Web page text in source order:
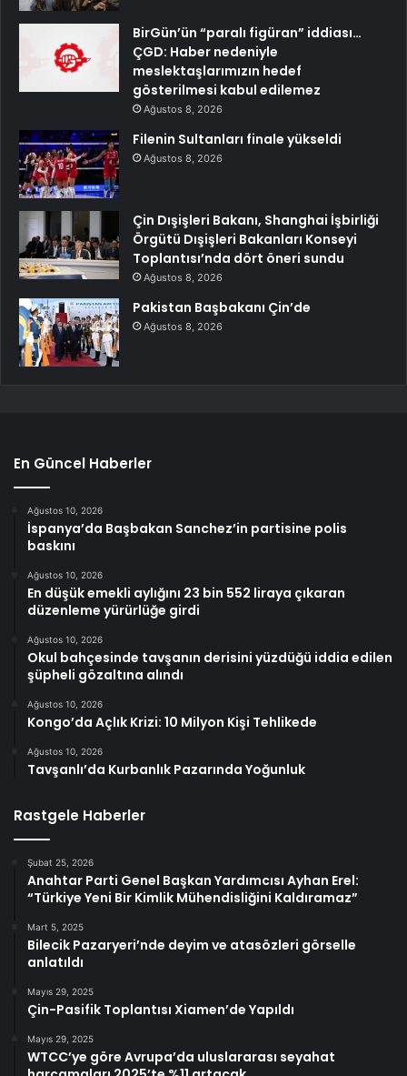
BirGün’ün “paralı figüran” iddiası…
ÇGD: Haber nedeniyle
meslektaşlarımızın hedef
gösterilmesi kabul edilemez
Ağustos 8, 2026
Filenin Sultanları finale yükseldi
Ağustos 8, 2026
Çin Dışişleri Bakanı, Shanghai İşbirliği
Örgütü Dışişleri Bakanları Konseyi
Toplantısı’nda dört öneri sundu
Ağustos 8, 2026
Pakistan Başbakanı Çin’de
Ağustos 8, 2026
En Güncel Haberler
Ağustos 10, 2026
İspanya’da Başbakan Sanchez’in partisine polis
baskını
Ağustos 10, 2026
En düşük emekli aylığını 23 bin 552 liraya çıkaran
düzenleme yürürlüğe girdi
Ağustos 10, 2026
Okul bahçesinde tavşanın derisini yüzdüğü iddia edilen
şüpheli gözaltına alındı
Ağustos 10, 2026
Kongo’da Açlık Krizi: 10 Milyon Kişi Tehlikede
Ağustos 10, 2026
Tavşanlı’da Kurbanlık Pazarında Yoğunluk
Rastgele Haberler
Şubat 25, 2026
Anahtar Parti Genel Başkan Yardımcısı Ayhan Erel:
“Türkiye Yeni Bir Kimlik Mühendisliğini Kaldıramaz”
Mart 5, 2025
Bilecik Pazaryeri’nde deyim ve atasözleri görselle
anlatıldı
Mayıs 29, 2025
Çin-Pasifik Toplantısı Xiamen’de Yapıldı
Mayıs 29, 2025
WTCC’ye göre Avrupa’da uluslararası seyahat